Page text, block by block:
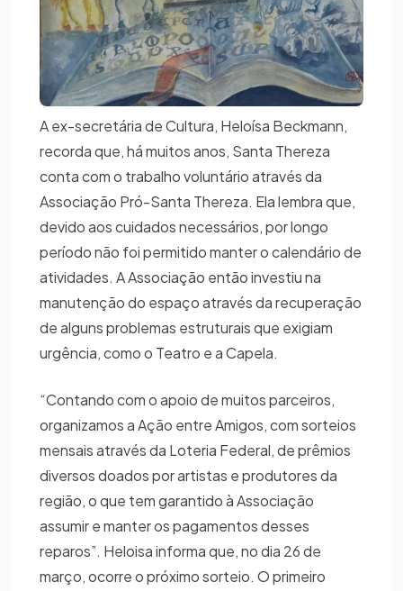
A ex-secretária de Cultura, Heloísa Beckmann,
recorda que, há muitos anos, Santa Thereza
conta com o trabalho voluntário através da
Associação Pró-Santa Thereza. Ela lembra que,
devido aos cuidados necessários, por longo
período não foi permitido manter o calendário de
atividades. A Associação então investiu na
manutenção do espaço através da recuperação
de alguns problemas estruturais que exigiam
urgência, como o Teatro e a Capela.
“Contando com o apoio de muitos parceiros,
organizamos a Ação entre Amigos, com sorteios
mensais através da Loteria Federal, de prêmios
diversos doados por artistas e produtores da
região, o que tem garantido à Associação
assumir e manter os pagamentos desses
reparos”. Heloisa informa que, no dia 26 de
março, ocorre o próximo sorteio. O primeiro